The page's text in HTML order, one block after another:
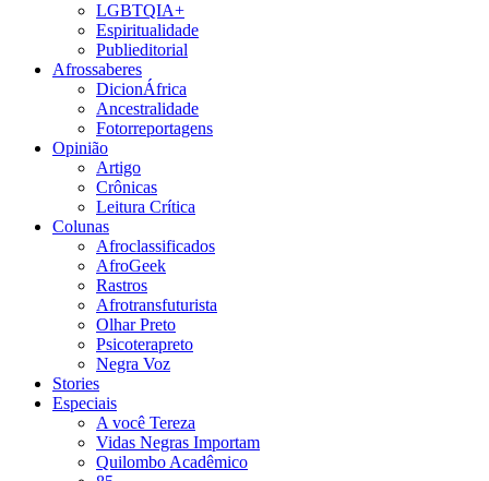
LGBTQIA+
Espiritualidade
Publieditorial
Afrossaberes
DicionÁfrica
Ancestralidade
Fotorreportagens
Opinião
Artigo
Crônicas
Leitura Crítica
Colunas
Afroclassificados
AfroGeek
Rastros
Afrotransfuturista
Olhar Preto
Psicoterapreto
Negra Voz
Stories
Especiais
A você Tereza
Vidas Negras Importam
Quilombo Acadêmico